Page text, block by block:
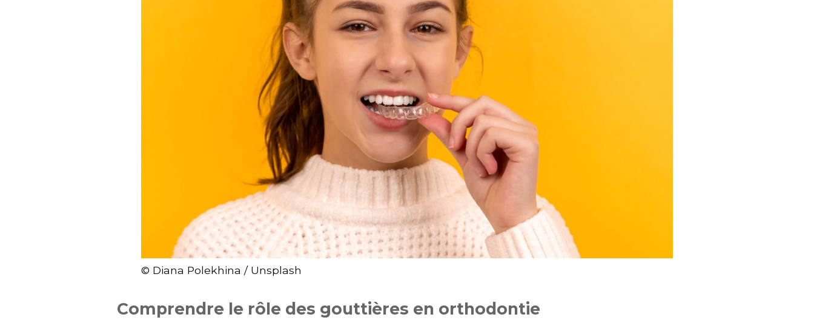
© Diana Polekhina / Unsplash
Comprendre le rôle des gouttières en orthodontie